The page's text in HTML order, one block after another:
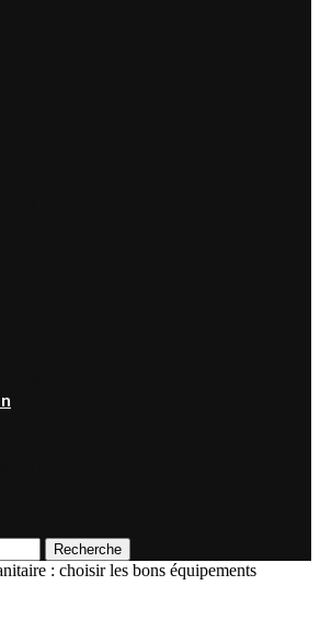
Recherche
: choisir les bons équipements